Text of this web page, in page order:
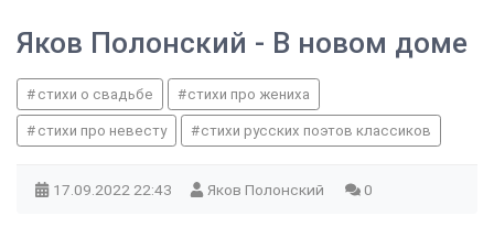
Яков Полонский - В новом доме
стихи о свадьбе стихи про жениха
стихи про невесту стихи русских поэтов классиков
17.09.2022 22:43 Яков Полонский 0